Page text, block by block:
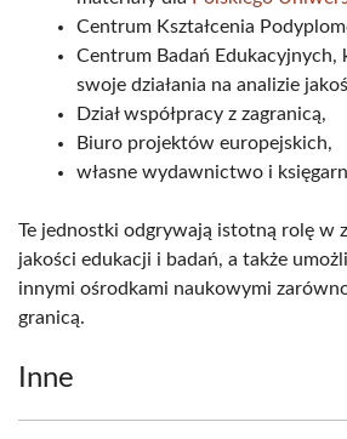
Centrum Kształcenia
Centrum Badań
swoje działania na analizie
Dział współpracy z zagranicą,
Biuro projektów europejskich,
własne wydawnictwo i
Te jednostki odgrywają istotną rolę w
jakości edukacji i badań, a także
innymi ośrodkami naukowymi
granicą.
Inne